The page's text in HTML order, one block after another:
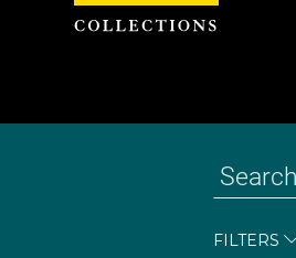
FILTERS
Cookies management panel